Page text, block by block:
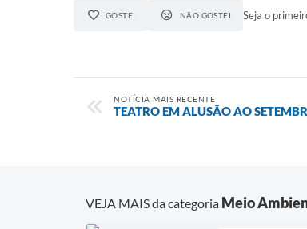
GOSTEI NÃO GOSTEI Seja o
NOTÍCIA MAIS RECENTE
TEATRO EM ALUSÃO AO
VEJA MAIS da categoria Meio